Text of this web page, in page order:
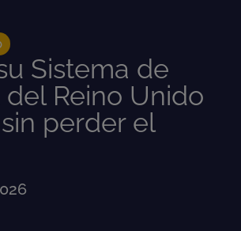
Sistema de
Reino Unido
perder el